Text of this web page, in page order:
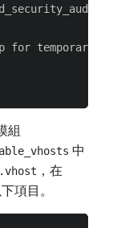
for temporary/
組
中
，在
項目。